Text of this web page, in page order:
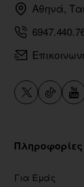
Αθηνά,
Πληροφορίες
Για Εμάς